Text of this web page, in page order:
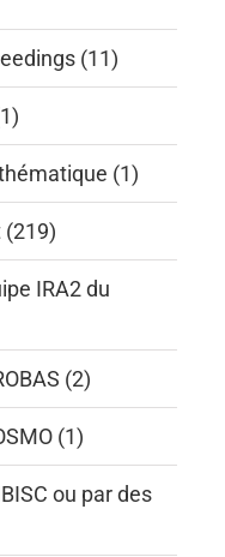
(11)
(1)
(219)
IRA2 du
(2)
(1)
ou par des